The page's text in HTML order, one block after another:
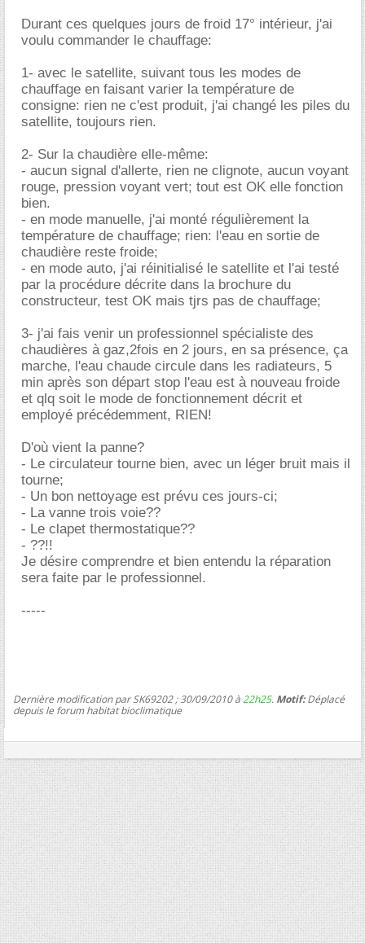
Durant ces quelques jours de froid 17° intérieur, j'ai
voulu commander le chauffage:
1- avec le satellite, suivant tous les modes de
chauffage en faisant varier la température de
consigne: rien ne c'est produit, j'ai changé les piles du
satellite, toujours rien.
2- Sur la chaudière elle-même:
- aucun signal d'allerte, rien ne clignote, aucun voyant
rouge, pression voyant vert; tout est OK elle fonction
bien.
- en mode manuelle, j'ai monté régulièrement la
température de chauffage; rien: l'eau en sortie de
chaudière reste froide;
- en mode auto, j'ai réinitialisé le satellite et l'ai testé
par la procédure décrite dans la brochure du
constructeur, test OK mais tjrs pas de chauffage;
3- j'ai fais venir un professionnel spécialiste des
chaudières à gaz,2fois en 2 jours, en sa présence, ça
marche, l'eau chaude circule dans les radiateurs, 5
min après son départ stop l'eau est à nouveau froide
et qlq soit le mode de fonctionnement décrit et
employé précédemment, RIEN!
D'où vient la panne?
- Le circulateur tourne bien, avec un léger bruit mais il
tourne;
- Un bon nettoyage est prévu ces jours-ci;
- La vanne trois voie??
- Le clapet thermostatique??
- ??!!
Je désire comprendre et bien entendu la réparation
sera faite par le professionnel.
-----
Dernière modification par SK69202 ; 30/09/2010 à22h25. Motif:Déplacé
depuis le forum habitat bioclimatique